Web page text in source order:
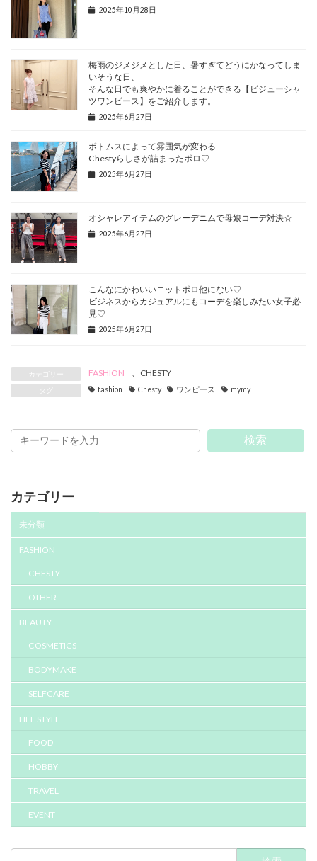
2025年10月28日
梅雨のジメジメとした日、暑すぎてどうにかなってしま
いそうな日、
そんな日でも爽やかに着ることができる【ビジューシャ
ツワンピース】をご紹介します。
2025年6月27日
ボトムスによって雰囲気が変わる
Chestyらしさが詰まったポロ♡
2025年6月27日
オシャレアイテムのグレーデニムで母娘コーデ対決☆
2025年6月27日
こんなにかわいいニットポロ他にない♡
ビジネスからカジュアルにもコーデを楽しみたい女子必
見♡
2025年6月27日
カテゴリー FASHION 、 CHESTY
タグ fashion Chesty ワンピース mymy
検索
カテゴリー
未分類
FASHION
CHESTY
OTHER
BEAUTY
COSMETICS
BODYMAKE
SELFCARE
LIFE STYLE
FOOD
HOBBY
TRAVEL
EVENT
検